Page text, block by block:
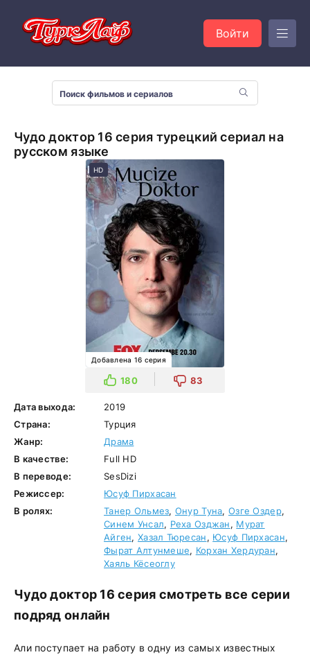
Войти
Чудо доктор 16 серия турецкий сериал на
русском языке
HD
Добавлена 16 серия
180 83
Дата выхода:
2019
Страна:
Турция
Жанр:
Драма
В качестве:
Full HD
В переводе:
SesDizi
Режиссер:
Юсуф Пирхасан
В ролях:
Танер Ольмез, Онур Туна,Озге Оздер,
Синем Унсал, Реха Озджан, Мурат
Айген, Хазал Тюресан, Юсуф Пирхасан,
Фырат Алтунмеше, Корхан Хердуран,
Хаяль Кёсеоглу
Чудо доктор 16 серия смотреть все серии
подряд онлайн
Али поступает на работу в одну из самых известных